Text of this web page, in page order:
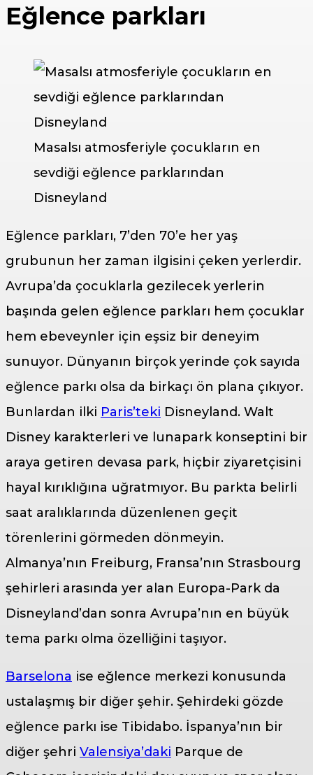
Eğlence parkları
Masalsı atmosferiyle çocukların en
sevdiği eğlence parklarından
Disneyland
Eğlence parkları, 7’den 70’e her yaş
grubunun her zaman ilgisini çeken yerlerdir.
Avrupa’da çocuklarla gezilecek yerlerin
başında gelen eğlence parkları hem çocuklar
hem ebeveynler için eşsiz bir deneyim
sunuyor. Dünyanın birçok yerinde çok sayıda
eğlence parkı olsa da birkaçı ön plana çıkıyor.
Bunlardan ilki Paris’teki Disneyland. Walt
Disney karakterleri ve lunapark konseptini bir
araya getiren devasa park, hiçbir ziyaretçisini
hayal kırıklığına uğratmıyor. Bu parkta belirli
saat aralıklarında düzenlenen geçit
törenlerini görmeden dönmeyin.
Almanya’nın Freiburg, Fransa’nın Strasbourg
şehirleri arasında yer alan Europa-Park da
Disneyland’dan sonra Avrupa’nın en büyük
tema parkı olma özelliğini taşıyor.
Barselona ise eğlence merkezi konusunda
ustalaşmış bir diğer şehir. Şehirdeki gözde
eğlence parkı ise Tibidabo. İspanya’nın bir
diğer şehri Valensiya’daki Parque de